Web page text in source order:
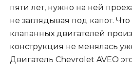
пяти лет, нужно на ней
не заглядывая под капот.
клапанных двигателей
конструкция не менялась
Двигатель Chevrolet AVEO